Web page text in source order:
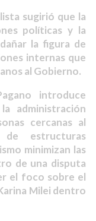
sugirió que la
políticas y la
la figura de
internas que
al Gobierno.
introduce
administración
cercanas al
estructuras
minimizan las
de una disputa
el foco sobre el
Milei dentro